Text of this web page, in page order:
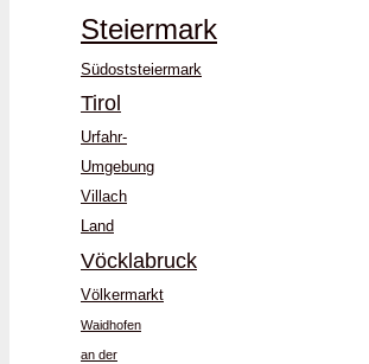
Steiermark
Südoststeiermark
Tirol
Urfahr-
Umgebung
Villach
Land
Vöcklabruck
Völkermarkt
Waidhofen
an der